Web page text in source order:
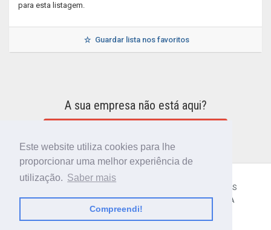
Este website utiliza cookies para lhe
proporcionar uma melhor experiência de
utilização. Saber mais
Compreendi!
para esta listagem.
Guardar lista nos favoritos
A sua empresa não está aqui?
TERMOS E CONDIÇÕES
POLÍTICA DE PRIVACIDADE
CONTACTOS AJUDA